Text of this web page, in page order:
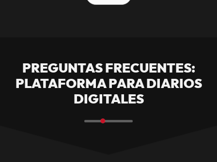
PREGUNTAS FRECUENTES:
PLATAFORMA PARA DIARIOS
DIGITALES